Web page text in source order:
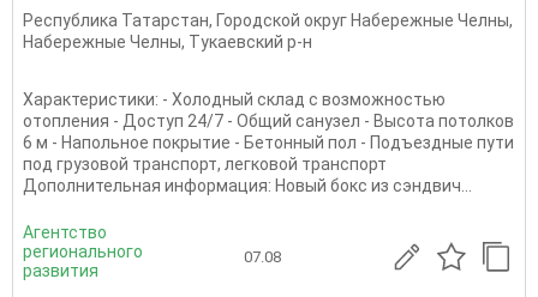
Республика Татарстан, Городской округ Набережные Челны,
Набережные Челны, Тукаевский р-н
Характеристики: - Холодный склад с возможностью
отопления - Доступ 24/7 - Общий санузел - Высота потолков
6 м - Напольное покрытие - Бетонный пол - Подъездные пути
под грузовой транспорт, легковой транспорт
Дополнительная информация: Новый бокс из сэндвич...
Агентство
регионального
развития
07.08